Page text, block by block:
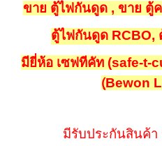
ขาย ตู้ไฟกันดูด , ขาย ตู้
ตู้ไฟกันดูด RCBO,
มียี่ห้อ เซฟทีคัท (safe-t-
(ฺBewon
มีรับประกันสินค้า